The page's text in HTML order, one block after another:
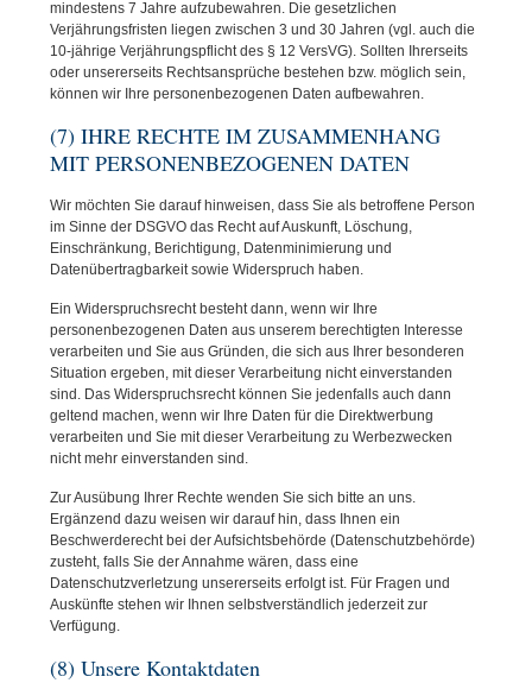
mindestens 7 Jahre aufzubewahren. Die gesetzlichen
Verjährungsfristen liegen zwischen 3 und 30 Jahren (vgl. auch die
10-jährige Verjährungspflicht des § 12 VersVG). Sollten Ihrerseits
oder unsererseits Rechtsansprüche bestehen bzw. möglich sein,
können wir Ihre personenbezogenen Daten aufbewahren.
(7) IHRE RECHTE IM ZUSAMMENHANG
MIT PERSONENBEZOGENEN DATEN
Wir möchten Sie darauf hinweisen, dass Sie als betroffene Person
im Sinne der DSGVO das Recht auf Auskunft, Löschung,
Einschränkung, Berichtigung, Datenminimierung und
Datenübertragbarkeit sowie Widerspruch haben.
Ein Widerspruchsrecht besteht dann, wenn wir Ihre
personenbezogenen Daten aus unserem berechtigten Interesse
verarbeiten und Sie aus Gründen, die sich aus Ihrer besonderen
Situation ergeben, mit dieser Verarbeitung nicht einverstanden
sind. Das Widerspruchsrecht können Sie jedenfalls auch dann
geltend machen, wenn wir Ihre Daten für die Direktwerbung
verarbeiten und Sie mit dieser Verarbeitung zu Werbezwecken
nicht mehr einverstanden sind.
Zur Ausübung Ihrer Rechte wenden Sie sich bitte an uns.
Ergänzend dazu weisen wir darauf hin, dass Ihnen ein
Beschwerderecht bei der Aufsichtsbehörde (Datenschutzbehörde)
zusteht, falls Sie der Annahme wären, dass eine
Datenschutzverletzung unsererseits erfolgt ist. Für Fragen und
Auskünfte stehen wir Ihnen selbstverständlich jederzeit zur
Verfügung.
(8) Unsere Kontaktdaten